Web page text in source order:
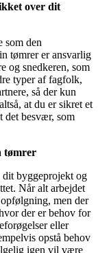
over dit
som den
tømrer er ansvarlig
og snedkeren, som
typer af fagfolk,
så der kun
at du er sikret et
det besvær, som
tømrer
byggeprojekt og
Når alt arbejdet
men der
der er behov for
eller
opstå behov
igen vil være